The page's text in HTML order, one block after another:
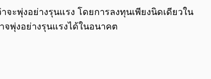
ะพุ่งอย่างรุนแรง โดยการลงทุนเพียงนิดเดียวใน
พุ่งอย่างรุนแรงได้ในอนาคต